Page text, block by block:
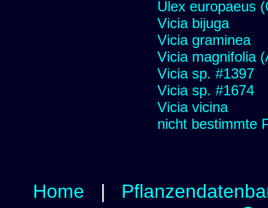
Ulex europaeus
Vicia bijuga
Vicia graminea
Vicia magnifolia
Vicia sp. #1397
Vicia sp. #1674
Vicia vicina
nicht bestimmte
Home |